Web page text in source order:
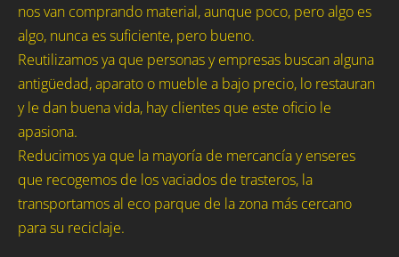
nos van comprando material, aunque poco, pero algo es
algo, nunca es suficiente, pero bueno.
Reutilizamos ya que personas y empresas buscan alguna
antigüedad, aparato o mueble a bajo precio, lo restauran
y le dan buena vida, hay clientes que este oficio le
apasiona.
Reducimos ya que la mayoría de mercancía y enseres
que recogemos de los vaciados de trasteros, la
transportamos al eco parque de la zona más cercano
para su reciclaje.